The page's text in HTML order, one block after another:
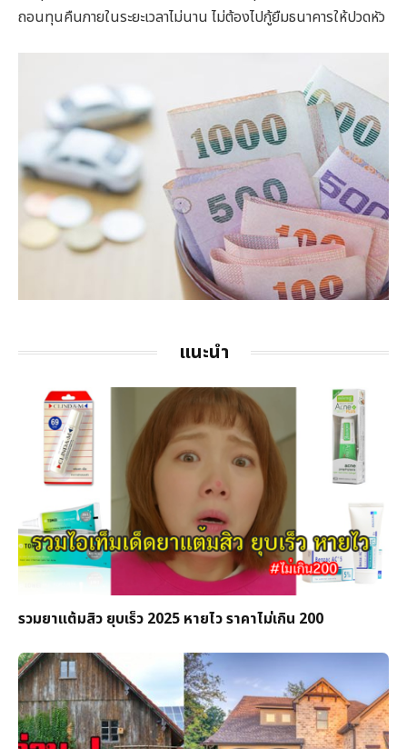
ถอนทุนคืนภายในระยะเวลาไม่นาน ไม่ต้องไปกู้ยืมธนาคารให้ปวดหัว
แนะนำ
รวมยาแต้มสิว ยุบเร็ว 2025 หายไว ราคาไม่เกิน 200